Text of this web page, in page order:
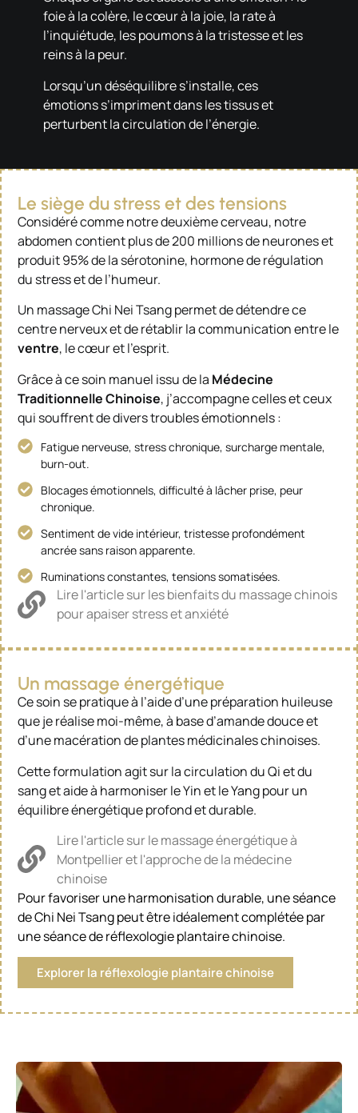
foie à la colère, le cœur à la joie, la rate à
l’inquiétude, les poumons à la tristesse et les
reins à la peur.
Lorsqu’un déséquilibre s’installe, ces
émotions s’impriment dans les tissus et
perturbent la circulation de l’énergie.
Le siège du stress et des tensions
Considéré comme notre deuxième cerveau, notre
abdomen contient plus de 200 millions de neurones et
produit 95% de la sérotonine, hormone de régulation
du stress et de l’humeur.
Un massage Chi Nei Tsang permet de détendre ce
centre nerveux et de rétablir la communication entre le
ventre, le cœur et l’esprit.
Grâce à ce soin manuel issu de la Médecine
Traditionnelle Chinoise, j’accompagne celles et ceux
qui souffrent de divers troubles émotionnels :
Fatigue nerveuse, stress chronique, surcharge mentale,
burn-out.
Blocages émotionnels, difficulté à lâcher prise, peur
chronique.
Sentiment de vide intérieur, tristesse profondément
ancrée sans raison apparente.
Ruminations constantes, tensions somatisées.
Lire l'article sur les bienfaits du massage chinois
pour apaiser stress et anxiété
Un massage énergétique
Ce soin se pratique à l’aide d’une préparation huileuse
que je réalise moi-même, à base d’amande douce et
d’une macération de plantes médicinales chinoises.
Cette formulation agit sur la circulation du Qi et du
sang et aide à harmoniser le Yin et le Yang pour un
équilibre énergétique profond et durable.
Lire l'article sur le massage énergétique à
Montpellier et l'approche de la médecine
chinoise
Pour favoriser une harmonisation durable, une séance
de Chi Nei Tsang peut être idéalement complétée par
une séance de réflexologie plantaire chinoise.
Explorer la réflexologie plantaire chinoise